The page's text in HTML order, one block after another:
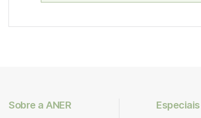
Sobre a ANER Especiais